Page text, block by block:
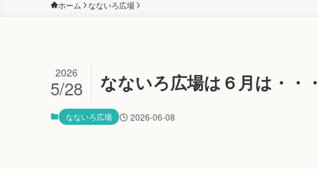
ホーム なないろ広場
なないろ広場は６月は・・・
2026
5/28
なないろ広場 2026-06-08